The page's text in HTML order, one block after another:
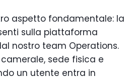
aspetto fondamentale: la
sulla piattaforma
nostro team Operations.
sede fisica e
un utente entra in